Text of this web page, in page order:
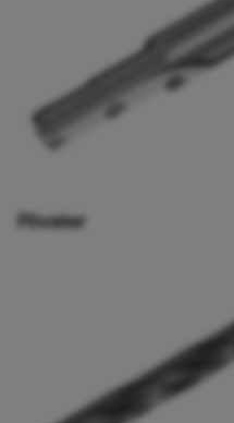
Rivaler